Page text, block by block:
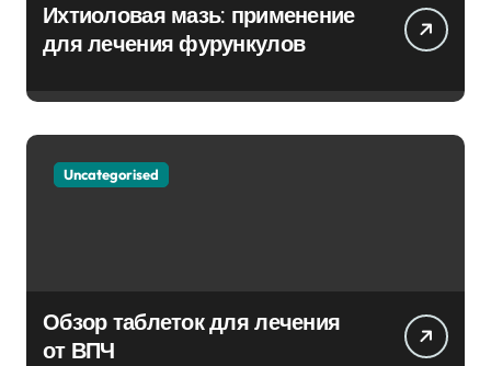
Ихтиоловая мазь: применение
для лечения фурункулов
Uncategorised
Обзор таблеток для лечения
от ВПЧ